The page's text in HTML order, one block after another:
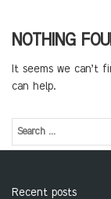
NOTHING
It seems we can’t
can help.
Recent posts